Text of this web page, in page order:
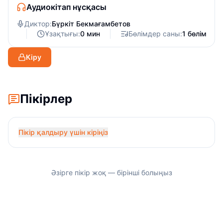
шамалы, иегінен арғыны көре алмайтын қарапайым жан
тапқыр да ойлы жан екенін байқалады. Өмірдегі
әділетсіздікті түсіне де, сезіне де білетін, оған қарсы күресе
алатын халықтық образ Қожанасыр тапқырлығы және
әзіл-қалжыңымен әлеуметтік өмірде, тұрмыста кездесетін
Аудиокітап нұсқасы
Диктор:Бүркіт Бекмағамбетов
Ұзақтығы:0 мин Бөлімдер саны:1 бөлім
Кіру
Пікірлер
Пікір қалдыру үшін кіріңіз
Әзірге пікір жоқ — бірінші болыңыз